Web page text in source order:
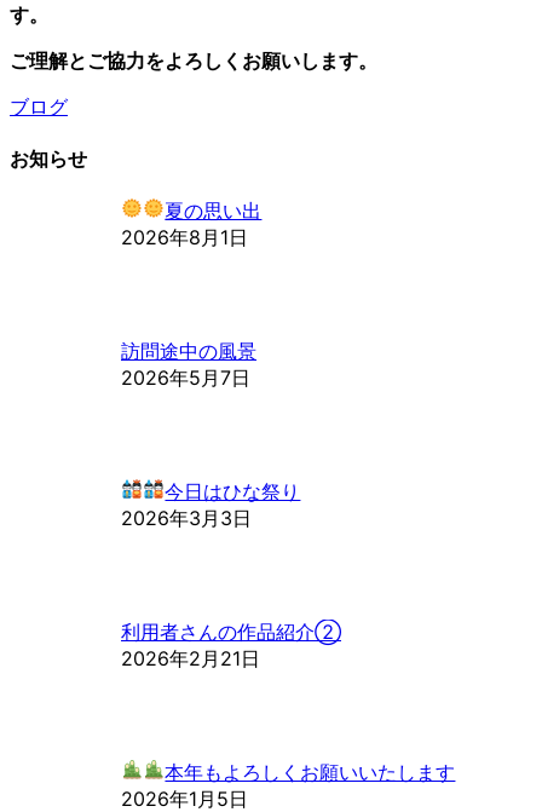
す。
ご理解とご協力をよろしくお願いします。
ブログ
お知らせ
夏の思い出
2026年8月1日
訪問途中の風景
2026年5月7日
今日はひな祭り
2026年3月3日
利用者さんの作品紹介②
2026年2月21日
本年もよろしくお願いいたします
2026年1月5日